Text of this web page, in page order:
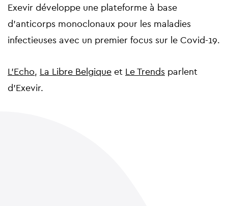
Exevir développe une plateforme à base
d'anticorps monoclonaux pour les maladies
infectieuses avec un premier focus sur le Covid-19.
L'Echo, La Libre Belgique et Le Trends parlent
d'Exevir.